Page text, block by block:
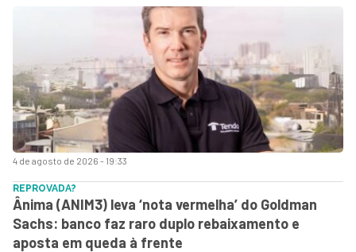
4 de agosto de 2026 - 19:33
REPROVADA?
Ânima (ANIM3) leva ‘nota vermelha’ do Goldman
Sachs: banco faz raro duplo rebaixamento e
aposta em queda à frente